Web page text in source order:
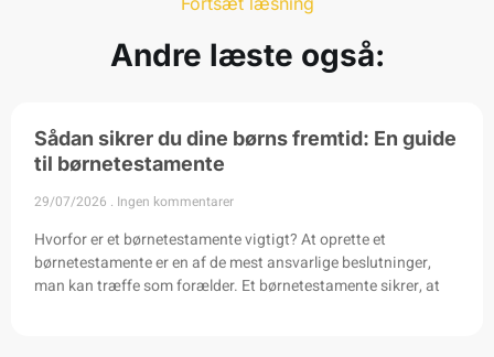
Andre læste også:
Sådan sikrer du dine børns fremtid: En guide
til børnetestamente
29/07/2026 Ingen kommentarer
Hvorfor er et børnetestamente vigtigt? At oprette et
børnetestamente er en af de mest ansvarlige beslutninger,
man kan træffe som forælder. Et børnetestamente sikrer, at